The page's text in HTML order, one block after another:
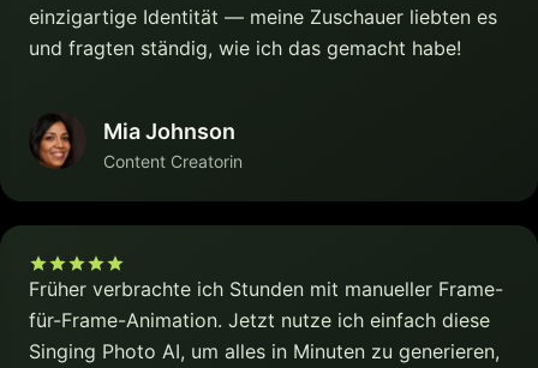
einzigartige Identität — meine Zuschauer liebten es
und fragten ständig, wie ich das gemacht habe!
Mia Johnson
Content Creatorin
Früher verbrachte ich Stunden mit manueller Frame-
für-Frame-Animation. Jetzt nutze ich einfach diese
Singing Photo AI, um alles in Minuten zu generieren,